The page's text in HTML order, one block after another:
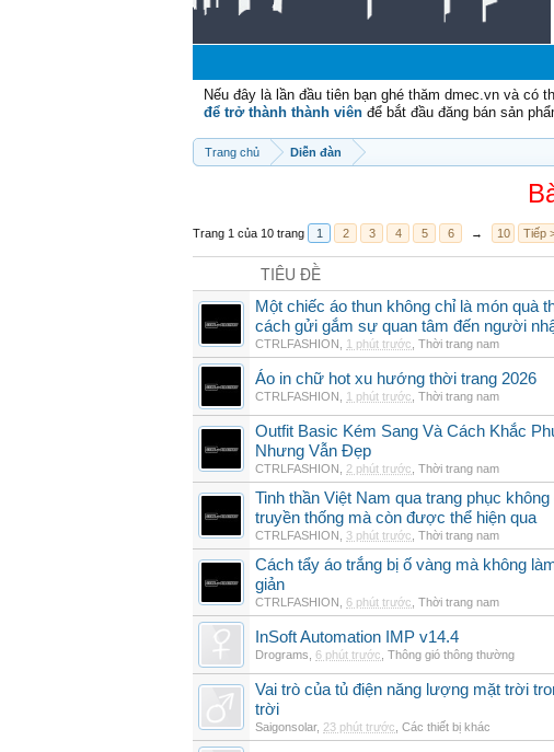
Nếu đây là lần đầu tiên bạn ghé thăm dmec.vn và có
để trở thành thành viên để bắt đầu đăng bán sản
Trang chủ Diễn đàn
Trang 1 của 10 trang 1 2 3 4 5 6 → 10 Tiếp
TIÊU ĐỀ
Một chiếc áo thun không chỉ là món quà
cách gửi gắm sự quan tâm đến người
CTRLFASHION 1 phút trước Thời trang nam
Áo in chữ hot xu hướng thời trang 2026
CTRLFASHION 1 phút trước Thời trang nam
Outfit Basic Kém Sang Và Cách Khắc
Nhưng Vẫn Đẹp
CTRLFASHION 2 phút trước Thời trang nam
Tinh thần Việt Nam qua trang phục
truyền thống mà còn được thể hiện qua
CTRLFASHION 3 phút trước Thời trang nam
Cách tẩy áo trắng bị ố vàng mà không
giản
CTRLFASHION 6 phút trước Thời trang nam
InSoft Automation IMP v14.4
Drograms 6 phút trước Thông gió thông thường
Vai trò của tủ điện năng lượng mặt trời
trời
Saigonsolar, 23 phút trước Các thiết bị khác